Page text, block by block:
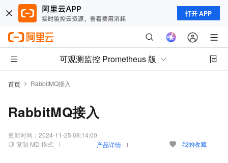
打开 APP
可观测监控 Prometheus 版
首页 RabbitMQ接入
RabbitMQ接入
更新时间： 2024-11-25 08:14:00
复制 MD 格式
产品详情 我的收藏